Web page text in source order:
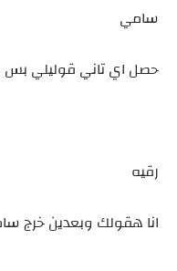
سامي
حصل اي تاني قوليلي بس
رقيه
انا هقولك وبعدين خرج